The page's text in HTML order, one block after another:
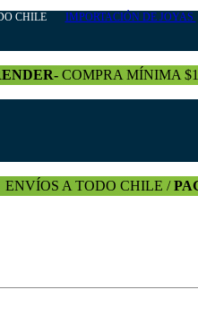
CHILE IMPORTACIÓN DE JOYAS
COMPRA MÍNIMA
ENVÍOS A TODO CHILE /